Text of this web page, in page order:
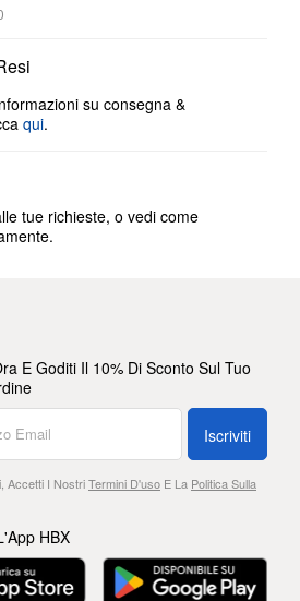
su consegna &
qui.
tue richieste, o vedi come
E Goditi Il 10% Di Sconto Sul Tuo
Iscriviti
Accetti I NostriTermini D'usoE La Politica Sulla
HBX